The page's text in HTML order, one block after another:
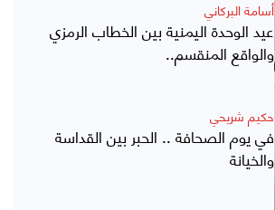
أسامة البركاني
عيد الوحدة اليمنية بين الخطاب الرمزي
والواقع المنقسم..
حكيم شريحي
في يوم الصحافة .. الحبر بين القداسة
والخيانة